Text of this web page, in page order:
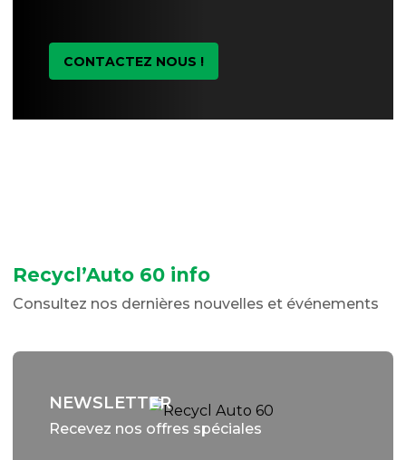
CONTACTEZ NOUS !
Recycl’Auto 60 info
Consultez nos dernières nouvelles et événements
NEWSLETTER
Recevez nos offres spéciales